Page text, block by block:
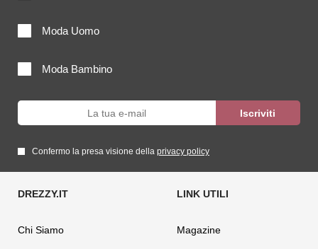
Moda Uomo
Moda Bambino
Confermo la presa visione della privacy policy
Chi Siamo Magazine